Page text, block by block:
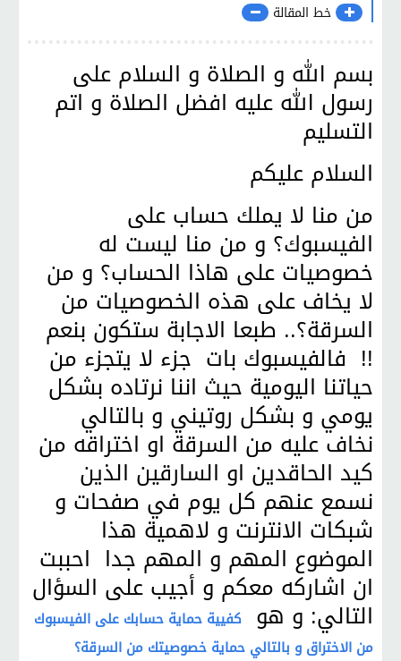
خط المقالة
بسم الله و الصلاة و السلام على
رسول الله عليه افضل الصلاة و اتم
التسليم
السلام عليكم
من منا لا يملك حساب على
الفيسبوك؟ و من منا ليست له
خصوصيات على هاذا الحساب؟ و من
لا يخاف على هذه الخصوصيات من
السرقة؟.. طبعا الاجابة ستكون بنعم
!! فالفيسبوك بات جزء لا يتجزء من
حياتنا اليومية حيث اننا نرتاده بشكل
يومي و بشكل روتيني و بالتالي
نخاف عليه من السرقة او اختراقه من
كيد الحاقدين او السارقين الذين
نسمع عنهم كل يوم في صفحات و
شبكات الانترنت و لاهمية هذا
الموضوع المهم و المهم جدا احببت
ان اشاركه معكم و أجيب على السؤال
التالي: و هو
كفيية حماية حسابك على الفيسبوك
من الاختراق و بالتالي حماية خصوصيتك من السرقة؟